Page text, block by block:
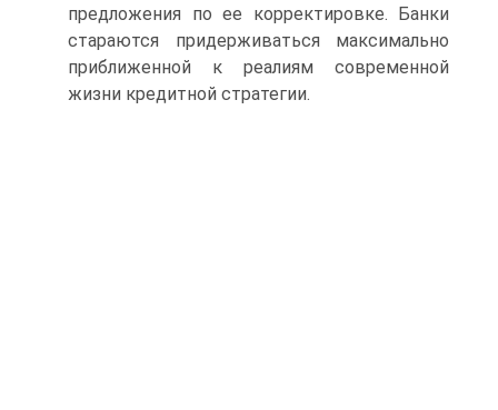
предложения по ее корректировке. Банки
стараются придерживаться максимально
приближенной к реалиям современной
жизни кредитной стратегии.